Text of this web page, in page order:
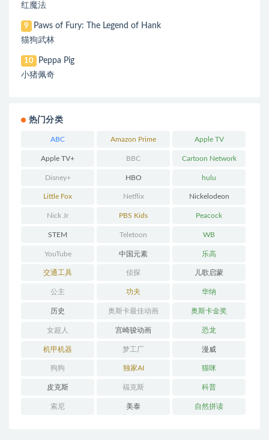
红魔法
9
Paws of Fury: The Legend of Hank
猫狗武林
10
Peppa Pig
小猪佩奇
热门分类
ABC Amazon Prime Apple TV
Apple TV+ BBC Cartoon Network
Disney+ HBO hulu
Little Fox Netflix Nickelodeon
Nick Jr PBS Kids Peacock
STEM Teletoon WB
YouTube 中国元素 乐高
交通工具 侦探 儿歌启蒙
公主 功夫 华纳
历史 奥斯卡最佳动画 奥斯卡金奖
女超人 宫崎骏动画 恐龙
机甲机器 梦工厂 漫威
狗狗 独家AI 猫咪
皮克斯 福克斯 科普
索尼 美泰 自然拼读